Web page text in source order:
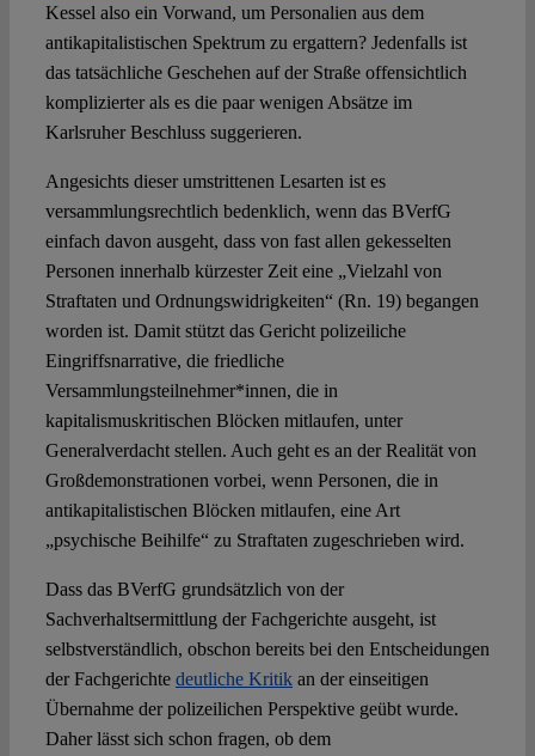
Kessel also ein Vorwand, um Personalien aus dem
antikapitalistischen Spektrum zu ergattern? Jedenfalls ist
das tatsächliche Geschehen auf der Straße offensichtlich
komplizierter als es die paar wenigen Absätze im
Karlsruher Beschluss suggerieren.
Angesichts dieser umstrittenen Lesarten ist es
versammlungsrechtlich bedenklich, wenn das BVerfG
einfach davon ausgeht, dass von fast allen gekesselten
Personen innerhalb kürzester Zeit eine „Vielzahl von
Straftaten und Ordnungswidrigkeiten“ (Rn. 19) begangen
worden ist. Damit stützt das Gericht polizeiliche
Eingriffsnarrative, die friedliche
Versammlungsteilnehmer*innen, die in
kapitalismuskritischen Blöcken mitlaufen, unter
Generalverdacht stellen. Auch geht es an der Realität von
Großdemonstrationen vorbei, wenn Personen, die in
antikapitalistischen Blöcken mitlaufen, eine Art
„psychische Beihilfe“ zu Straftaten zugeschrieben wird.
Dass das BVerfG grundsätzlich von der
Sachverhaltsermittlung der Fachgerichte ausgeht, ist
selbstverständlich, obschon bereits bei den Entscheidungen
der Fachgerichte deutliche Kritikan der einseitigen
Übernahme der polizeilichen Perspektive geübt wurde.
Daher lässt sich schon fragen, ob dem